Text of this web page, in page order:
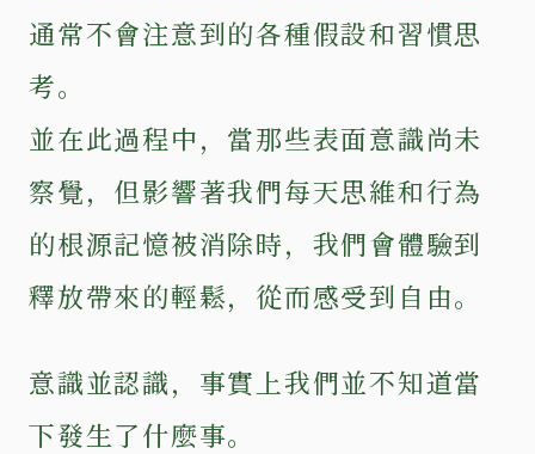
通常不會注意到的各種假設和習慣思
考。
並在此過程中，當那些表面意識尚未
察覺，但影響著我們每天思維和行為
的根源記憶被消除時，我們會體驗到
釋放帶來的輕鬆，從而感受到自由。
意識並認識，事實上我們並不知道當
下發生了什麼事。